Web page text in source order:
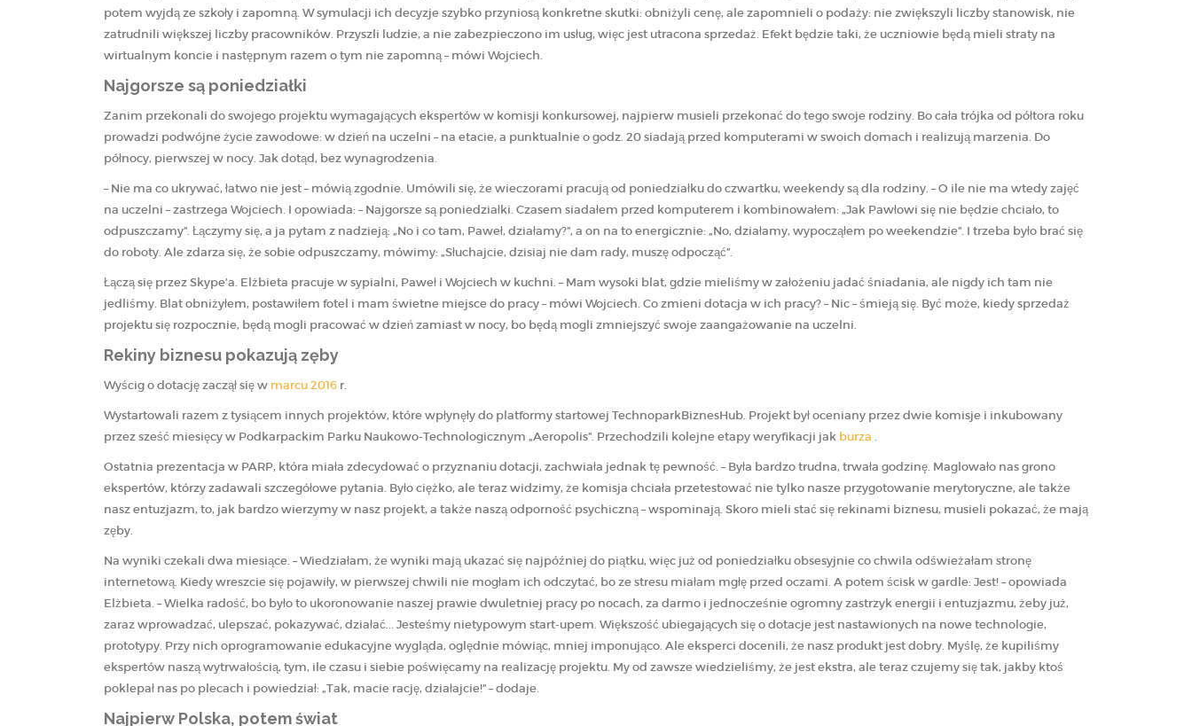
potem wyjdą ze szkoły i zapomną. W symulacji ich decyzje szybko przyniosą konkretne skutki: obniżyli cenę, ale zapomnieli o podaży: nie zwiększyli liczby stanowisk, nie
zatrudnili większej liczby pracowników. Przyszli ludzie, a nie zabezpieczono im usług, więc jest utracona sprzedaż. Efekt będzie taki, że uczniowie będą mieli straty na
wirtualnym koncie i następnym razem o tym nie zapomną – mówi Wojciech.
Najgorsze są poniedziałki
Zanim przekonali do swojego projektu wymagających ekspertów w komisji konkursowej, najpierw musieli przekonać do tego swoje rodziny. Bo cała trójka od półtora roku
prowadzi podwójne życie zawodowe: w dzień na uczelni – na etacie, a punktualnie o godz. 20 siadają przed komputerami w swoich domach i realizują marzenia. Do
północy, pierwszej w nocy. Jak dotąd, bez wynagrodzenia.
– Nie ma co ukrywać, łatwo nie jest – mówią zgodnie. Umówili się, że wieczorami pracują od poniedziałku do czwartku, weekendy są dla rodziny. – O ile nie ma wtedy zajęć
na uczelni – zastrzega Wojciech. I opowiada: – Najgorsze są poniedziałki. Czasem siadałem przed komputerem i kombinowałem: „Jak Pawłowi się nie będzie chciało, to
odpuszczamy”. Łączymy się, a ja pytam z nadzieją: „No i co tam, Paweł, działamy?”, a on na to energicznie: „No, działamy, wypocząłem po weekendzie”. I trzeba było brać się
do roboty. Ale zdarza się, że sobie odpuszczamy, mówimy: „Słuchajcie, dzisiaj nie dam rady, muszę odpocząć”.
Łączą się przez Skype’a. Elżbieta pracuje w sypialni, Paweł i Wojciech w kuchni. – Mam wysoki blat, gdzie mieliśmy w założeniu jadać śniadania, ale nigdy ich tam nie
jedliśmy. Blat obniżyłem, postawiłem fotel i mam świetne miejsce do pracy – mówi Wojciech. Co zmieni dotacja w ich pracy? – Nic – śmieją się. Być może, kiedy sprzedaż
projektu się rozpocznie, będą mogli pracować w dzień zamiast w nocy, bo będą mogli zmniejszyć swoje zaangażowanie na uczelni.
Rekiny biznesu pokazują zęby
Wyścig o dotację zaczął się w marcu 2016 r.
Wystartowali razem z tysiącem innych projektów, które wpłynęły do platformy startowej TechnoparkBiznesHub. Projekt był oceniany przez dwie komisje i inkubowany
przez sześć miesięcy w Podkarpackim Parku Naukowo-Technologicznym „Aeropolis”. Przechodzili kolejne etapy weryfikacji jak burza .
Ostatnia prezentacja w PARP, która miała zdecydować o przyznaniu dotacji, zachwiała jednak tę pewność. – Była bardzo trudna, trwała godzinę. Maglowało nas grono
ekspertów, którzy zadawali szczegółowe pytania. Było ciężko, ale teraz widzimy, że komisja chciała przetestować nie tylko nasze przygotowanie merytoryczne, ale także
nasz entuzjazm, to, jak bardzo wierzymy w nasz projekt, a także naszą odporność psychiczną – wspominają. Skoro mieli stać się rekinami biznesu, musieli pokazać, że mają
zęby.
Na wyniki czekali dwa miesiące. – Wiedziałam, że wyniki mają ukazać się najpóźniej do piątku, więc już od poniedziałku obsesyjnie co chwila odświeżałam stronę
internetową. Kiedy wreszcie się pojawiły, w pierwszej chwili nie mogłam ich odczytać, bo ze stresu miałam mgłę przed oczami. A potem ścisk w gardle: Jest! – opowiada
Elżbieta. – Wielka radość, bo było to ukoronowanie naszej prawie dwuletniej pracy po nocach, za darmo i jednocześnie ogromny zastrzyk energii i entuzjazmu, żeby już,
zaraz wprowadzać, ulepszać, pokazywać, działać... Jesteśmy nietypowym start-upem. Większość ubiegających się o dotacje jest nastawionych na nowe technologie,
prototypy. Przy nich oprogramowanie edukacyjne wygląda, oględnie mówiąc, mniej imponująco. Ale eksperci docenili, że nasz produkt jest dobry. Myślę, że kupiliśmy
ekspertów naszą wytrwałością, tym, ile czasu i siebie poświęcamy na realizację projektu. My od zawsze wiedzieliśmy, że jest ekstra, ale teraz czujemy się tak, jakby ktoś
poklepał nas po plecach i powiedział: „Tak, macie rację, działajcie!” – dodaje.
Najpierw Polska, potem świat